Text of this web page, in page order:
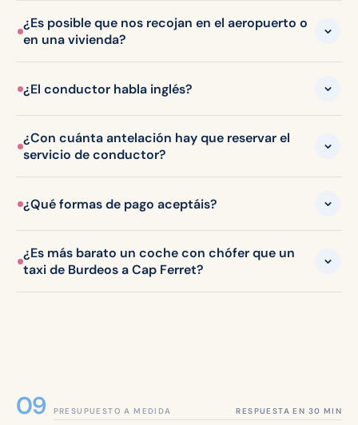
¿Es posible que nos recojan en el aeropuerto o
en una vivienda?
¿El conductor habla inglés?
¿Con cuánta antelación hay que reservar el
servicio de conductor?
¿Qué formas de pago aceptáis?
¿Es más barato un coche con chófer que un
taxi de Burdeos a Cap Ferret?
PRESUPUESTO A MEDIDA